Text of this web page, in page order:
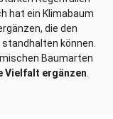
hat ein Klimabaum
die den
können.
Baumarten
Vielfalt ergänzen